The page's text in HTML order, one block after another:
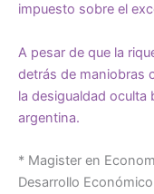
impuesto sobre el
A pesar de que la
detrás de maniobras
la desigualdad
argentina.
* Magister en
Desarrollo